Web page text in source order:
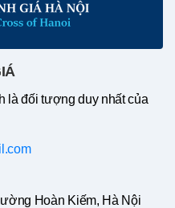
đối tượng duy nhất của
Hoàn Kiếm, Hà Nội